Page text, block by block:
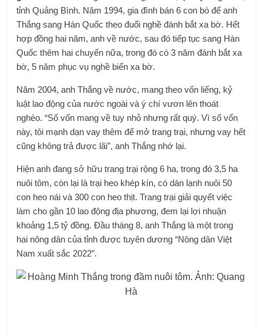
tỉnh Quảng Bình. Năm 1994, gia đình bán 6 con bò để anh
Thắng sang Hàn Quốc theo đuổi nghề đánh bắt xa bờ. Hết
hợp đồng hai năm, anh về nước, sau đó tiếp tục sang Hàn
Quốc thêm hai chuyến nữa, trong đó có 3 năm đánh bắt xa
bờ, 5 năm phục vụ nghề biển xa bờ.
Năm 2004, anh Thắng về nước, mang theo vốn liếng, kỷ
luật lao động của nước ngoài và ý chí vươn lên thoát
nghèo. “Số vốn mang về tuy nhỏ nhưng rất quý. Vì số vốn
này, tôi mạnh dạn vay thêm để mở trang trại, nhưng vay hết
cũng không trả được lãi”, anh Thắng nhớ lại.
Hiện anh đang sở hữu trang trại rộng 6 ha, trong đó 3,5 ha
nuôi tôm, còn lại là trại heo khép kín, có dàn lạnh nuôi 50
con heo nái và 300 con heo thịt. Trang trại giải quyết việc
làm cho gần 10 lao động địa phương, đem lại lợi nhuận
khoảng 1,5 tỷ đồng. Đầu tháng 8, anh Thắng là một trong
hai nông dân của tỉnh được tuyên dương “Nông dân Việt
Nam xuất sắc 2022”.